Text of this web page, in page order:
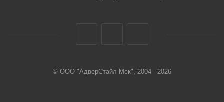
© ООО "АдверСтайл Мск", 2004 - 2026